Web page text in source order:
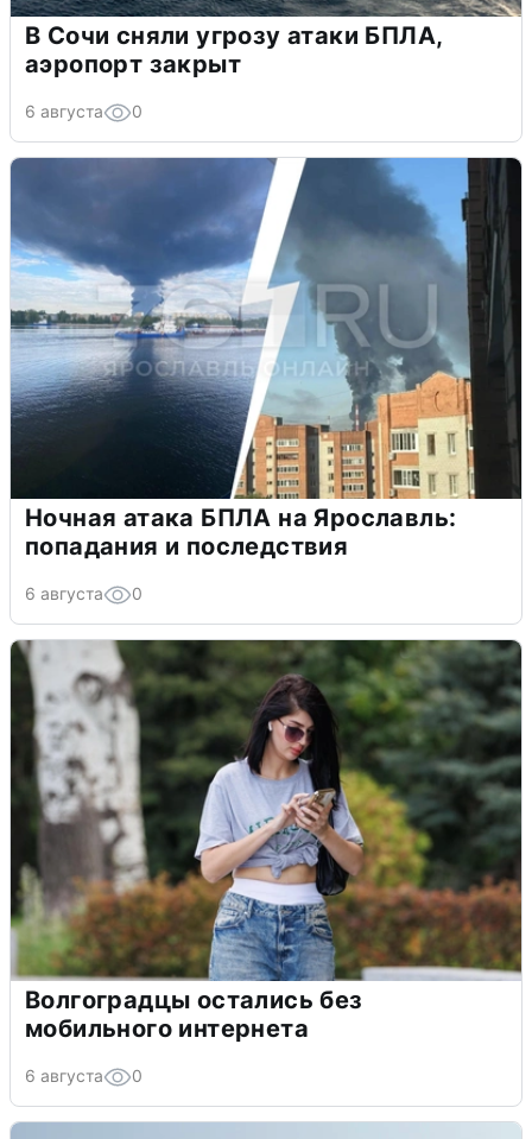
В Сочи сняли угрозу атаки БПЛА,
аэропорт закрыт
6 августа 0
Ночная атака БПЛА на Ярославль:
попадания и последствия
6 августа 0
Волгоградцы остались без
мобильного интернета
6 августа 0